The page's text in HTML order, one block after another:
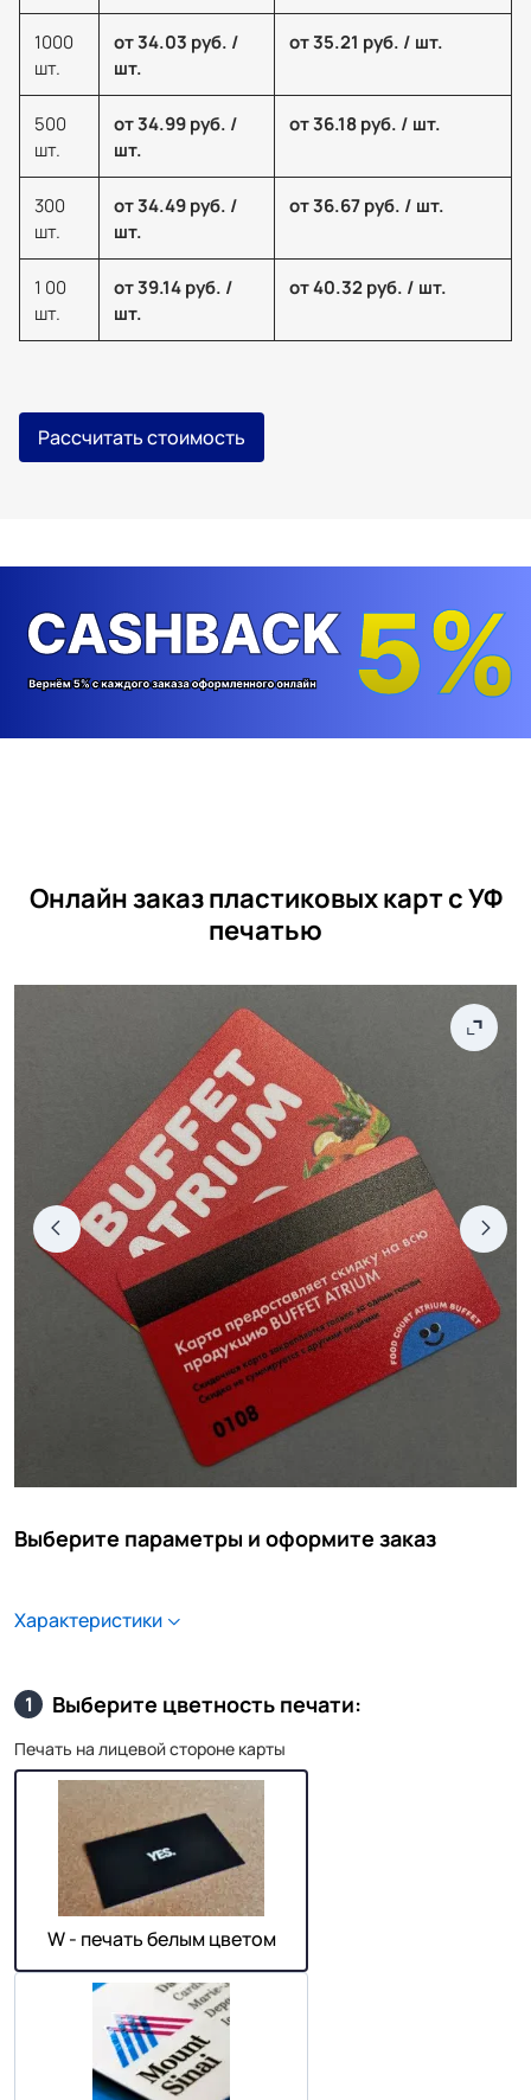
1000
шт.
от 34.03 руб. /
шт.
от 35.21 руб. / шт.
500
шт.
от 34.99 руб. /
шт.
от 36.18 руб. / шт.
300
шт.
от 34.49 руб. /
шт.
от 36.67 руб. / шт.
1 00
шт.
от 39.14 руб. /
шт.
от 40.32 руб. / шт.
Рассчитать стоимость
Онлайн заказ пластиковых карт с УФ
печатью
Выберите параметры и оформите заказ
Характеристики
1 Выберите цветность печати:
Печать на лицевой стороне карты
W - печать белым цветом